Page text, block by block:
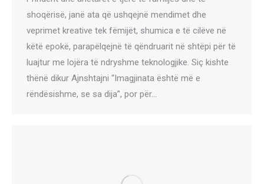
shoqërisë, janë ata që ushqejnë mendimet dhe
veprimet kreative tek fëmijët, shumica e të cilëve në
këtë epokë, parapëlqejnë të qëndruarit në shtëpi për të
luajtur me lojëra të ndryshme teknologjike. Siç kishte
thënë dikur Ajnshtajni “Imagjinata është më e
rëndësishme, se sa dija”, por për…